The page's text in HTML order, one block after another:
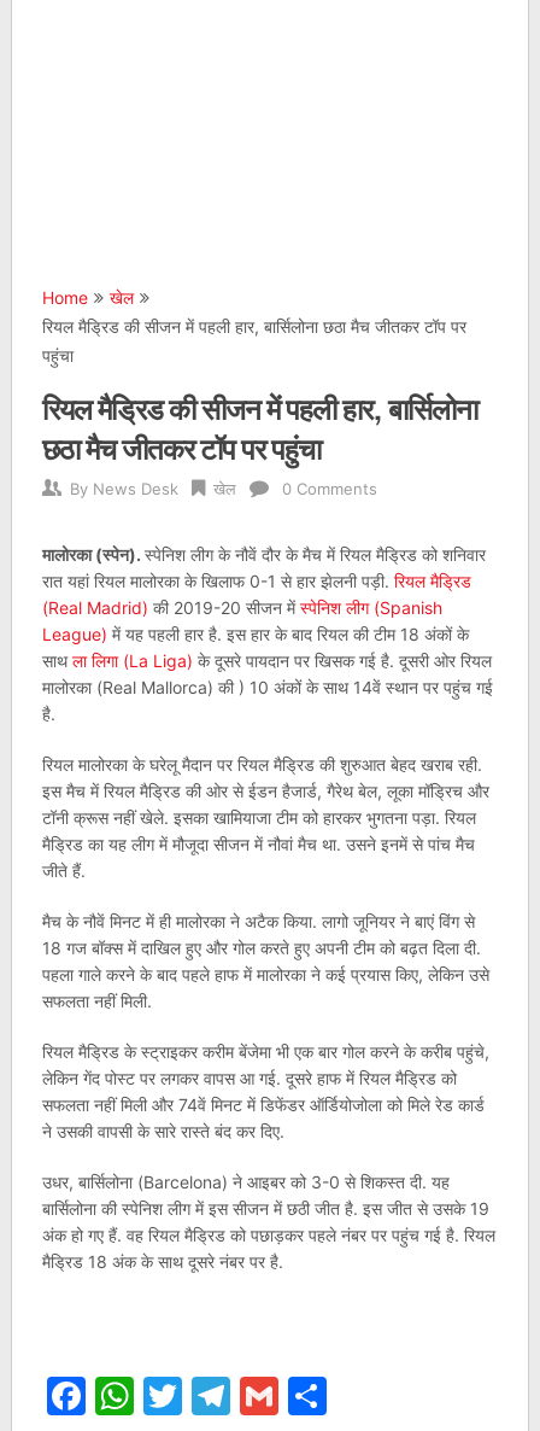
Home
खेल
रियल मैड्रिड की सीजन में पहली हार, बार्सिलोना छठा मैच जीतकर टॉप पर
पहुंचा
रियल मैड्रिड की सीजन में पहली हार, बार्सिलोना
छठा मैच जीतकर टॉप पर पहुंचा
By News Desk खेल 0 Comments
मालोरका (स्पेन). स्पेनिश लीग के नौवें दौर के मैच में रियल मैड्रिड को शनिवार
रात यहां रियल मालोरका के खिलाफ 0-1 से हार झेलनी पड़ी. रियल मैड्रिड
(Real Madrid) की 2019-20 सीजन मेंस्पेनिश लीग (Spanish
League) में यह पहली हार है. इस हार के बाद रियल की टीम 18 अंकों के
साथला लिगा (La Liga) के दूसरे पायदान पर खिसक गई है. दूसरी ओर रियल
मालोरका (Real Mallorca) की ) 10 अंकों के साथ 14वें स्थान पर पहुंच गई
है.
रियल मालोरका के घरेलू मैदान पर रियल मैड्रिड की शुरुआत बेहद खराब रही.
इस मैच में रियल मैड्रिड की ओर से ईडन हैजार्ड, गैरेथ बेल, लूका मॉड्रिच और
टॉनी क्रूस नहीं खेले. इसका खामियाजा टीम को हारकर भुगतना पड़ा. रियल
मैड्रिड का यह लीग में मौजूदा सीजन में नौवां मैच था. उसने इनमें से पांच मैच
जीते हैं.
मैच के नौवें मिनट में ही मालोरका ने अटैक किया. लागो जूनियर ने बाएं विंग से
18 गज बॉक्स में दाखिल हुए और गोल करते हुए अपनी टीम को बढ़त दिला दी.
पहला गाले करने के बाद पहले हाफ में मालोरका ने कई प्रयास किए, लेकिन उसे
सफलता नहीं मिली.
रियल मैड्रिड के स्ट्राइकर करीम बेंजेमा भी एक बार गोल करने के करीब पहुंचे,
लेकिन गेंद पोस्ट पर लगकर वापस आ गई. दूसरे हाफ में रियल मैड्रिड को
सफलता नहीं मिली और 74वें मिनट में डिफेंडर ऑर्डियोजोला को मिले रेड कार्ड
ने उसकी वापसी के सारे रास्ते बंद कर दिए.
उधर, बार्सिलोना (Barcelona) ने आइबर को 3-0 से शिकस्त दी. यह
बार्सिलोना की स्पेनिश लीग में इस सीजन में छठी जीत है. इस जीत से उसके 19
अंक हो गए हैं. वह रियल मैड्रिड को पछाड़कर पहले नंबर पर पहुंच गई है. रियल
मैड्रिड 18 अंक के साथ दूसरे नंबर पर है.
Facebook
WhatsApp
Twitter
Telegram
GmailShare